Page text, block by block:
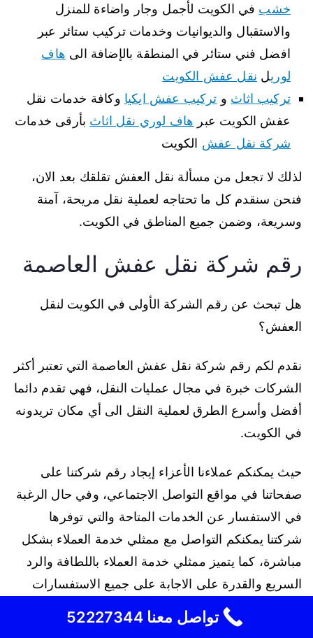
خشب في الكويت لأجمل وجار واضاءة للمنزل
والاستقبال والديوانيات وخدمات تركيب ستائر عبر
افضل فني ستائر في المنطقة بالإضافة الى هاف
لوريل نقل عفش الكويت
تركيب اثاث و تركيب عفش ايكيا وكافة خدمات نقل
عفش الكويت عبر هاف لوري نقل اثاث بأرقى خدمات
شركة نقل عفش الكويت
لذلك لا تجعل من مسألة نقل العفش تقلقك بعد الان،
فنحن سنقدم كل ما تحتاجه لعملية نقل مريحة، آمنة
وسريعة، وضمن جميع المناطق في الكويت.
رقم شركة نقل عفش العاصمة
هل تبحث عن رقم الشركة الأولى في الكويت لنقل
العفش؟
نقدم لكم رقم شركة نقل عفش العاصمة التي تعتبر أكثر
الشركات خبرة في مجال عمليات النقل، فهي تقدم دائما
أفضل وأسرع الطرق لعملية النقل الى أي مكان تريدونه
في الكويت.
حيث يمكنكم عملاءنا الأعزاء إيجاد رقم شركتنا على
صفحاتنا في مواقع التواصل الاجتماعي، وفي حال الرغبة
في الاستفسار عن الخدمات المتاحة والتي توفرها
شركتنا يمكنكم التواصل مع ممثلي خدمة العملاء بشكل
مباشرة، كما يتميز ممثلي خدمة العملاء باللطافة والرد
السريع والقدرة على الاجابة على جميع الاستفسارات
والقيام بتسجيل طلباتكم في الحال.
تواصل معنا 52227344